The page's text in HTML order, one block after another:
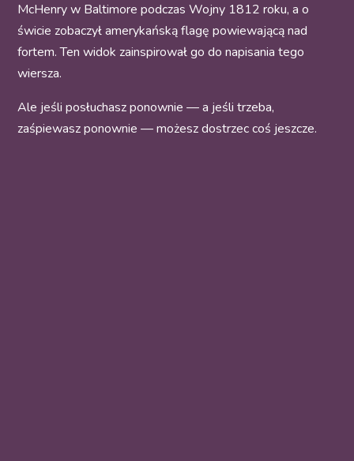
McHenry w Baltimore podczas Wojny 1812 roku, a o
świcie zobaczył amerykańską flagę powiewającą nad
fortem. Ten widok zainspirował go do napisania tego
wiersza.
Ale jeśli posłuchasz ponownie — a jeśli trzeba,
zaśpiewasz ponownie — możesz dostrzec coś jeszcze.